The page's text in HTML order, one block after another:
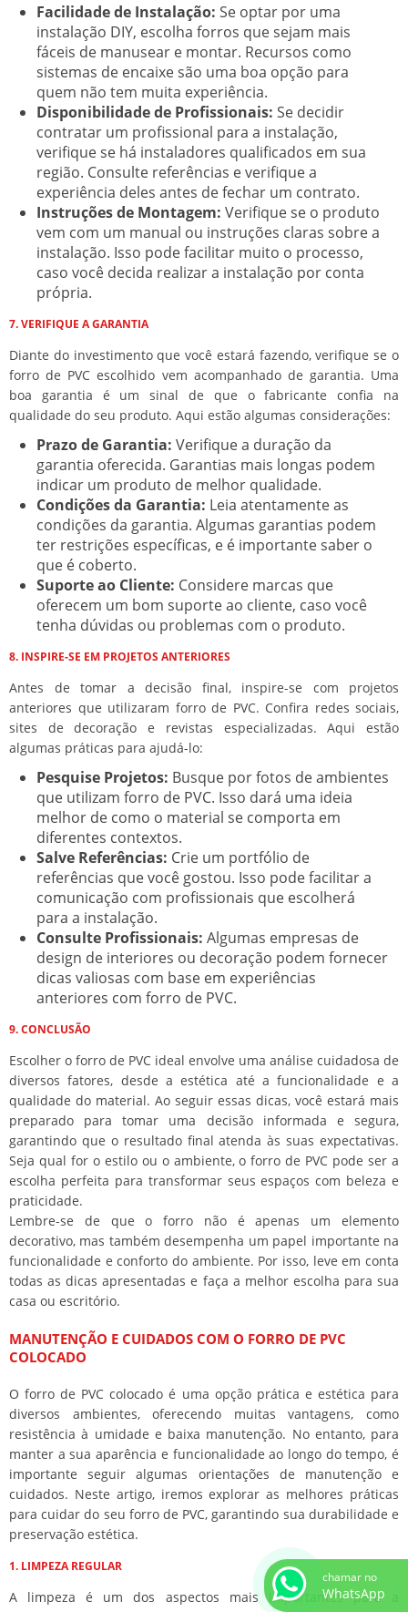
Facilidade de Instalação: Se optar por uma
instalação DIY, escolha forros que sejam mais
fáceis de manusear e montar. Recursos como
sistemas de encaixe são uma boa opção para
quem não tem muita experiência.
Disponibilidade de Profissionais: Se decidir
contratar um profissional para a instalação,
verifique se há instaladores qualificados em sua
região. Consulte referências e verifique a
experiência deles antes de fechar um contrato.
Instruções de Montagem: Verifique se o produto
vem com um manual ou instruções claras sobre a
instalação. Isso pode facilitar muito o processo,
caso você decida realizar a instalação por conta
própria.
7. VERIFIQUE A GARANTIA
Diante do investimento que você estará fazendo, verifique se o
forro de PVC escolhido vem acompanhado de garantia. Uma
boa garantia é um sinal de que o fabricante confia na
qualidade do seu produto. Aqui estão algumas considerações:
Prazo de Garantia: Verifique a duração da
garantia oferecida. Garantias mais longas podem
indicar um produto de melhor qualidade.
Condições da Garantia: Leia atentamente as
condições da garantia. Algumas garantias podem
ter restrições específicas, e é importante saber o
que é coberto.
Suporte ao Cliente: Considere marcas que
oferecem um bom suporte ao cliente, caso você
tenha dúvidas ou problemas com o produto.
8. INSPIRE-SE EM PROJETOS ANTERIORES
Antes de tomar a decisão final, inspire-se com projetos
anteriores que utilizaram forro de PVC. Confira redes sociais,
sites de decoração e revistas especializadas. Aqui estão
algumas práticas para ajudá-lo:
Pesquise Projetos: Busque por fotos de ambientes
que utilizam forro de PVC. Isso dará uma ideia
melhor de como o material se comporta em
diferentes contextos.
Salve Referências: Crie um portfólio de
referências que você gostou. Isso pode facilitar a
comunicação com profissionais que escolherá
para a instalação.
Consulte Profissionais: Algumas empresas de
design de interiores ou decoração podem fornecer
dicas valiosas com base em experiências
anteriores com forro de PVC.
9. CONCLUSÃO
Escolher o forro de PVC ideal envolve uma análise cuidadosa de
diversos fatores, desde a estética até a funcionalidade e a
qualidade do material. Ao seguir essas dicas, você estará mais
preparado para tomar uma decisão informada e segura,
garantindo que o resultado final atenda às suas expectativas.
Seja qual for o estilo ou o ambiente, o forro de PVC pode ser a
escolha perfeita para transformar seus espaços com beleza e
praticidade.
Lembre-se de que o forro não é apenas um elemento
decorativo, mas também desempenha um papel importante na
funcionalidade e conforto do ambiente. Por isso, leve em conta
todas as dicas apresentadas e faça a melhor escolha para sua
casa ou escritório.
MANUTENÇÃO E CUIDADOS COM O FORRO DE PVC
COLOCADO
O forro de PVC colocado é uma opção prática e estética para
diversos ambientes, oferecendo muitas vantagens, como
resistência à umidade e baixa manutenção. No entanto, para
manter a sua aparência e funcionalidade ao longo do tempo, é
importante seguir algumas orientações de manutenção e
cuidados. Neste artigo, iremos explorar as melhores práticas
para cuidar do seu forro de PVC, garantindo sua durabilidade e
preservação estética.
1. LIMPEZA REGULAR
A limpeza é um dos aspectos mais importantes para a
chamar no
WhatsApp